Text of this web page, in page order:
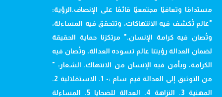
مستدامًا وتعافيًا مجتمعيًا قائمًا على الإنصاف.الرؤية:
"عالم تُكشف فيه الانتهاكات، وتتحقق فيه المساءلة،
وتُصان فيه كرامة الإنسان." مرتكزنا حماية الحقيقة
لضمان العدالة رؤيتنا عالم تسوده العدالة، وتُصان فيه
الكرامة، ويأمن فيه الإنسان من الانتهاك. الشعار: "
من التوثيق إلى العدالة قيم سام :- 1. الاستقلالية 2.
المهنية 3. النزاهة 4. العدالة للضحايا 5. المساءلة